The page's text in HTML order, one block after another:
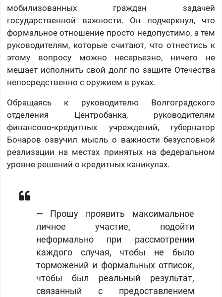
мобилизованных граждан задачей
государственной важности. Он подчеркнул, что
формальное отношение просто недопустимо, а тем
руководителям, которые считают, что отнестись к
этому вопросу можно несерьезно, ничего не
мешает исполнить свой долг по защите Отечества
непосредственно с оружием в руках.
Обращаясь к руководителю Волгоградского
отделения Центробанка, руководителям
финансово-кредитных учреждений, губернатор
Бочаров озвучил мысль о важности безусловной
реализации на местах принятых на федеральном
уровне решений о кредитных каникулах.
— Прошу проявить максимальное
личное участие, подойти
неформально при рассмотрении
каждого случая, чтобы не было
торможений и формальных отписок,
чтобы был реальный результат,
связанный с предоставлением